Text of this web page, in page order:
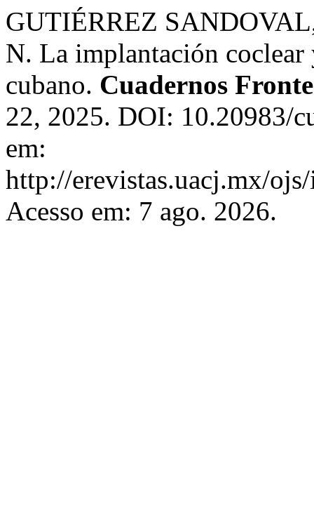
GUTIÉRREZ
N. La implantación coclear
cubano. Cuadernos
22, 2025. DOI: 10.20983/
em:
http://erevistas.uacj.mx/
Acesso em: 7 ago. 2026.